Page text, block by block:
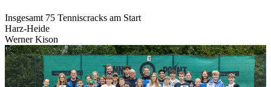
Insgesamt 75 Tenniscracks am Start
Harz-Heide
Werner Kison